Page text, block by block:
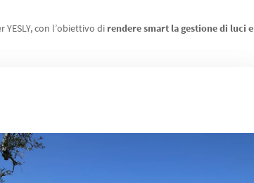
con l’obiettivo di rendere smart la gestione di luci e